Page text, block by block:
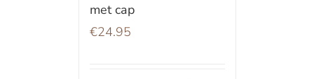
met cap
€24.95